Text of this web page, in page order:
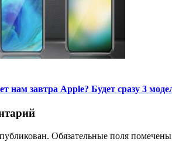
нам завтра Apple? Будет сразу 3
Обязательные поля помечены